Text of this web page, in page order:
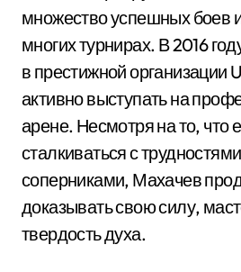
множество успешных боев
многих турнирах. В 2016
в престижной организации
активно выступать на
арене. Несмотря на то, что
сталкиваться с
соперниками, Махачев
доказывать свою силу,
твердость духа.